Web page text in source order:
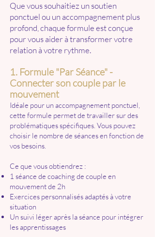
Que vous souhaitiez un soutien
ponctuel ou un accompagnement plus
profond, chaque formule est conçue
pour vous aider à transformer votre
relation à votre rythme.
1. Formule "Par Séance" -
Connecter son couple par le
mouvement
Idéale pour un accompagnement ponctuel,
cette formule permet de travailler sur des
problématiques spécifiques. Vous pouvez
choisir le nombre de séances en fonction de
vos besoins.
Ce que vous obtiendrez :
1 séance de coaching de couple en
mouvement de 2h
Exercices personnalisés adaptés à votre
situation
Un suivi léger après la séance pour intégrer
les apprentissages